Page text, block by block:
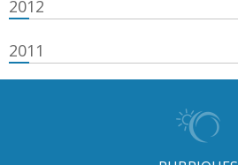
2012
2011